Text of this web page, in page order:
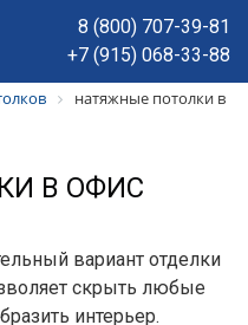
8 (800) 707-39-81
+7 (915) 068-33-88
натяжные потолки в
В ОФИС
вариант отделки
скрыть любые
интерьер.